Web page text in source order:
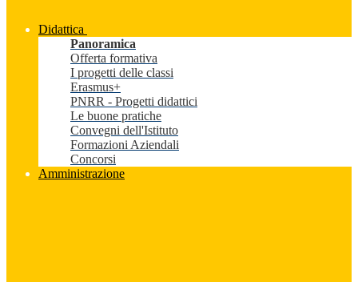
Didattica
Panoramica
Offerta formativa
I progetti delle classi
Erasmus+
PNRR - Progetti didattici
Le buone pratiche
Convegni dell'Istituto
Formazioni Aziendali
Concorsi
Amministrazione